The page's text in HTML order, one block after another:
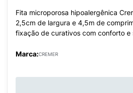
Fita microporosa hipoalergênica
2,5cm de largura e 4,5m de
fixação de curativos com conforto e
Marca:CREMER